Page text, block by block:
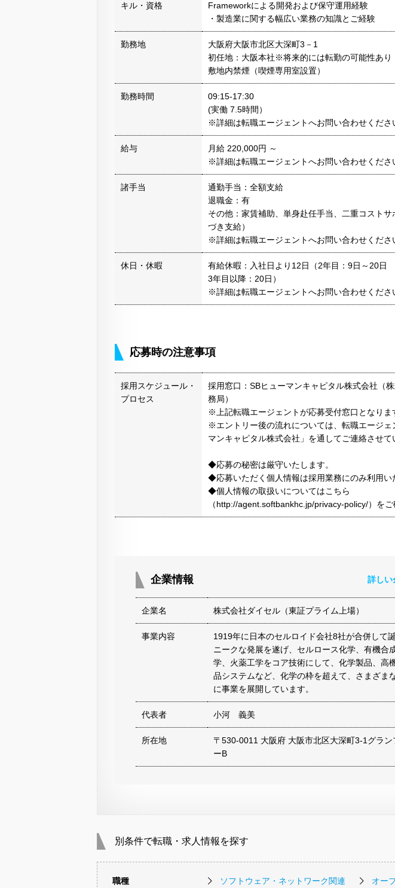
キル・資格
Frameworkによる開発および保守運用経験
・製造業に関する幅広い業務の知識とご経験
勤務地
大阪府大阪市北区大深町3－1
初任地：大阪本社※将来的には転勤の可能性あり
敷地内禁煙（喫煙専用室設置）
勤務時間
09:15-17:30
(実働 7.5時間）
※詳細は転職エージェントへお問い合わせくださ
給与
月給 220,000円 ～
※詳細は転職エージェントへお問い合わせくださ
諸手当
通勤手当：全額支給
退職金：有
その他：家賃補助、単身赴任手当、二重コスト
づき支給）
※詳細は転職エージェントへお問い合わせくださ
休日・休暇
有給休暇：入社日より12日（2年目：9日～20日
3年目以降：20日）
※詳細は転職エージェントへお問い合わせくださ
応募時の注意事項
採用スケジュール・
プロセス
採用窓口：SBヒューマンキャピタル株式会社（
務局）
※上記転職エージェントが応募受付窓口となりま
※エントリー後の流れについては、転職エージェ
マンキャピタル株式会社」を通してご連絡させて
◆応募の秘密は厳守いたします。
◆応募いただく個人情報は採用業務にのみ利用い
◆個人情報の取扱いについてはこちら
（http://agent.softbankhc.jp/privacy-policy/）をご
企業情報 詳しい
企業名 株式会社ダイセル（東証プライム上場）
事業内容
1919年に日本のセルロイド会社8社が合併して
ニークな発展を遂げ、セルロース化学、有機合
学、火薬工学をコア技術にして、化学製品、高
品システムなど、化学の枠を超えて、さまざま
に事業を展開しています。
代表者 小河 義美
所在地
〒530-0011 大阪府 大阪市北区大深町3-1グラン
ーB
別条件で転職・求人情報を探す
職種 ソフトウェア・ネットワーク関連 オー